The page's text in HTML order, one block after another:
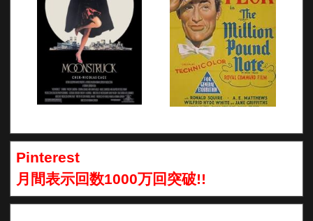
Pinterest
月間表示回数1000万回突破!!